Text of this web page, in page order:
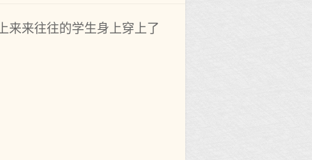
来来往往的学生身上穿上了